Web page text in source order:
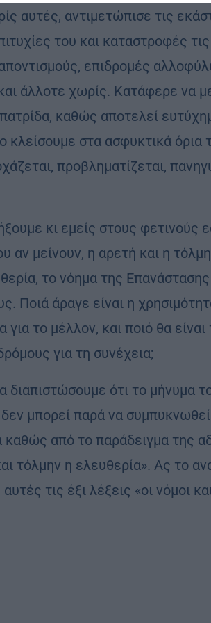
αυτές, αντιμετώπισε τις
του και καταστροφές
επιδρομές
άλλοτε χωρίς. Κατάφερε να
καθώς αποτελεί
κλείσουμε στα ασφυκτικά όρια
προβληματίζεται,
κι εμείς στους φετινούς
μείνουν, η αρετή και η
το νόημα της Επανάστασης
Ποιά άραγε είναι η
το μέλλον, και ποιό θα
για τη συνέχεια;
διαπιστώσουμε ότι το μήνυμα
μπορεί παρά να
καθώς από το παράδειγμα της
τόλμην η ελευθερία». Ας το
τις έξι λέξεις «οι νόμοι